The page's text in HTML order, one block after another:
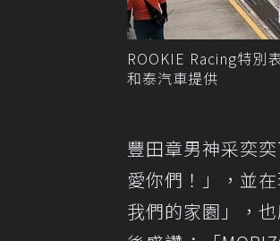
ROOKIE Racing特別
和泰汽車提供
豐田章男神采奕
愛你們！」，並
我們的家園」，